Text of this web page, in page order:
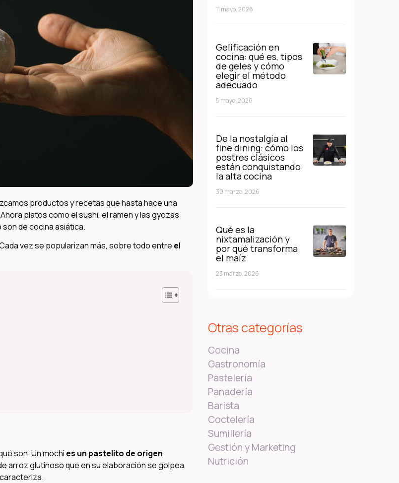
productos y recetas que hasta hace una
platos como el sushi, el ramen y las gyozas
de cocina asiática.
vez se popularizan más, sobre todo entre el
son. Un mochi es un pastelito de origen
arroz glutinoso que en su elaboración se golpea
11 mayo, 2026
Gelificación en
cocina: qué es, tipos
de geles y cómo
elegir el método
adecuado
5 mayo, 2026
De la nostalgia al
fine dining: cómo los
postres clásicos
están conquistando
la alta cocina
30 marzo, 2026
Qué es la
nixtamalización y
por qué transforma
el maíz
23 marzo, 2026
Otras categorías
Cocina
Gastronomía
Pastelería
Panadería
Barista
Coctelería
Sumillería
Gestión y Marketing
Nutrición